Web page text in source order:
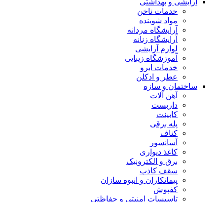
آرایشی و بهداشتی
خدمات ناخن
مواد شوینده
آرایشگاه مردانه
آرایشگاه زنانه
لوازم آرایشی
آموزشگاه زیبایی
خدمات ابرو
عطر و ادکلن
ساختمان و سازه
آهن آلات
داربست
کابینت
پله برقی
کناف
آسانسور
کاغذ دیواری
برق و الکترونیک
سقف کاذب
پیمانکاران و انبوه سازان
کفپوش
تاسیسات امنیتی و حفاظتی